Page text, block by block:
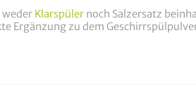
weder Klarspüler noch Salzersatz
Ergänzung zu dem